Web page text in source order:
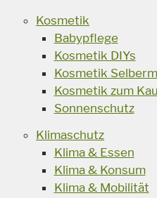
Kosmetik
Babypflege
Kosmetik DIYs
Kosmetik
Kosmetik zum
Sonnenschutz
Klimaschutz
Klima & Essen
Klima & Konsum
Klima & Mobilität